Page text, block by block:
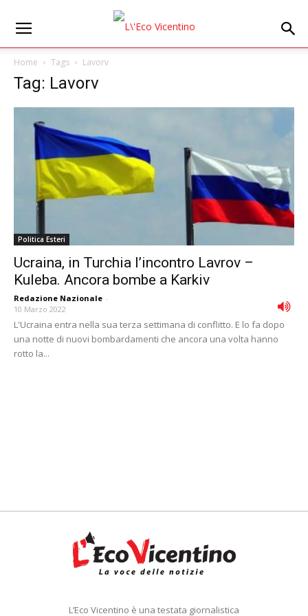
Home Tags Lavorv
Tag: Lavorv
Politica Esteri
Ucraina, in Turchia l’incontro Lavrov –
Kuleba. Ancora bombe a Karkiv
Redazione Nazionale -
10 Marzo 2022
L'Ucraina entra nella sua terza settimana di conflitto. E lo fa dopo
una notte di nuovi bombardamenti che ancora una volta hanno
rotto la...
L’Eco Vicentino è una testata giornalistica